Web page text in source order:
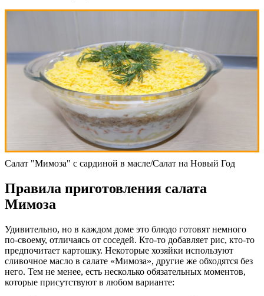
Салат "Мимоза" с сардиной в масле/Салат на Новый Год
Правила приготовления салата
Мимоза
Удивительно, но в каждом доме это блюдо готовят немного
по-своему, отличаясь от соседей. Кто-то добавляет рис, кто-то
предпочитает картошку. Некоторые хозяйки используют
сливочное масло в салате «Мимоза», другие же обходятся без
него. Тем не менее, есть несколько обязательных моментов,
которые присутствуют в любом варианте: